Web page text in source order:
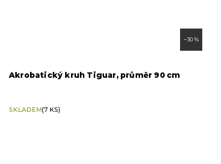
–30 %
Akrobatický kruh Tiguar, průměr 90 cm
SKLADEM(7 KS)